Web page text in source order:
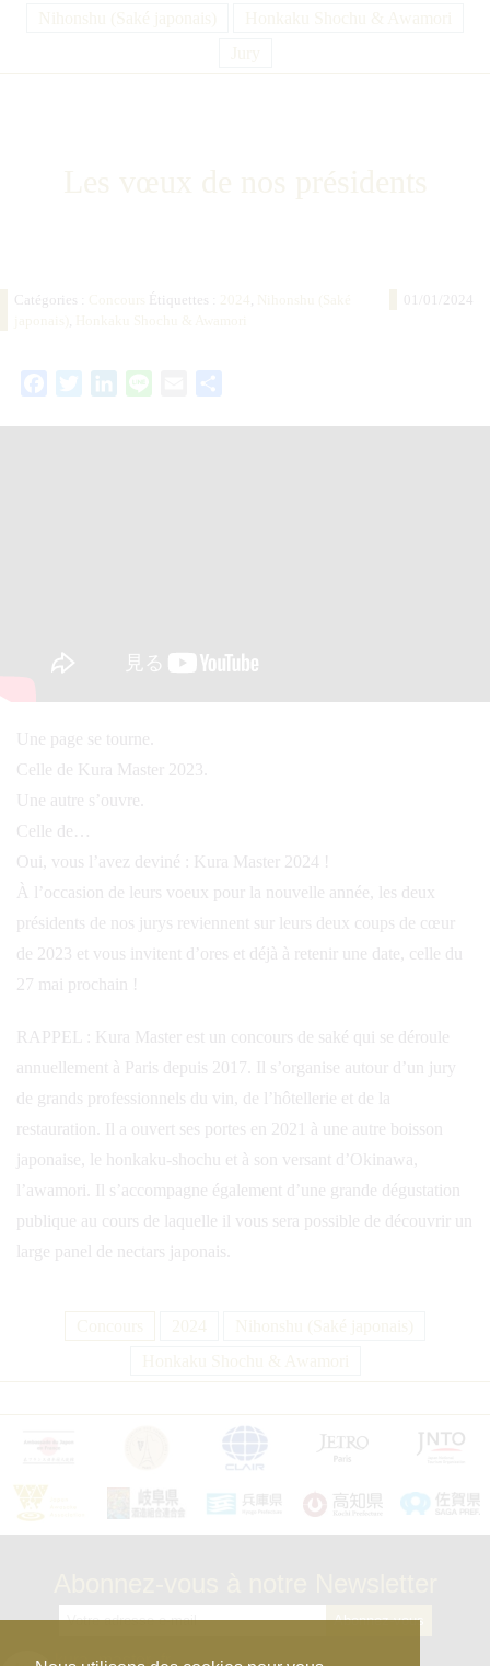
01/01/2024
Catégories : Étiquettes : ,
,
FacebookTwitterLinkedIn Email
Une page se tourne.
Celle de Kura Master 2023.
Une autre s’ouvre.
Celle de…
Oui, vous l’avez deviné : Kura Master 2024 !
À l’occasion de leurs voeux pour la nouvelle année, les deux
présidents de nos jurys reviennent sur leurs deux coups de cœur
de 2023 et vous invitent d’ores et déjà à retenir une date, celle du
27 mai prochain !
RAPPEL : Kura Master est un concours de saké qui se déroule
annuellement à Paris depuis 2017. Il s’organise autour d’un jury
de grands professionnels du vin, de l’hôtellerie et de la
restauration. Il a ouvert ses portes en 2021 à une autre boisson
japonaise, le honkaku-shochu et à son versant d’Okinawa,
l’awamori. Il s’accompagne également d’une grande dégustation
publique au cours de laquelle il vous sera possible de découvrir un
large panel de nectars japonais.
kura_master_fr